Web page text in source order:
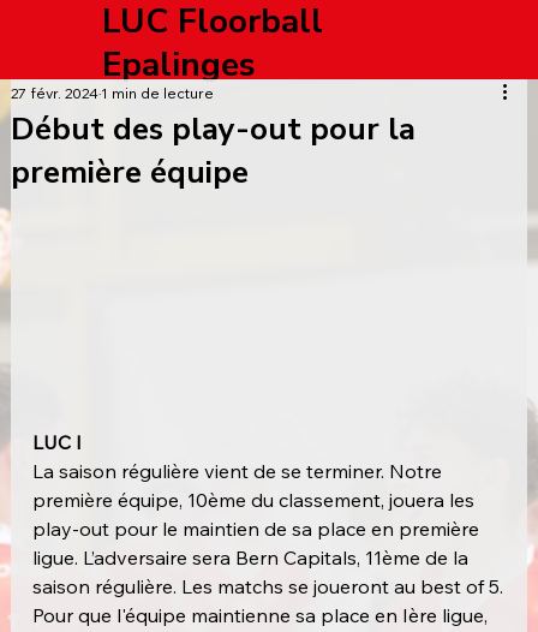
LUC Floorball
Epalinges
Début des play-out pour la
première équipe
27 févr. 20241 min de lecture
LUC I
La saison régulière vient de se terminer. Notre
première équipe, 10ème du classement, jouera les
play-out pour le maintien de sa place en première
ligue. L’adversaire sera Bern Capitals, 11ème de la
saison régulière. Les matchs se joueront au best of 5.
Pour que l'équipe maintienne sa place en Ière ligue,